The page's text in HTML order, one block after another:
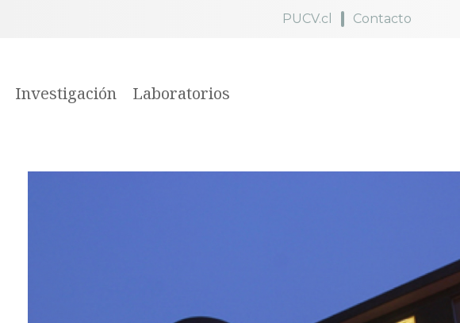
PUCV.cl Contacto
Investigación
Laboratorios